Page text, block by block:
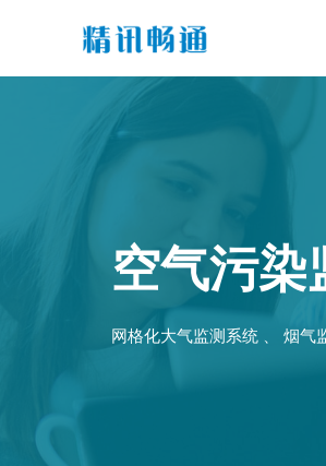
空气污染
网格化大气监测系统 、 烟气